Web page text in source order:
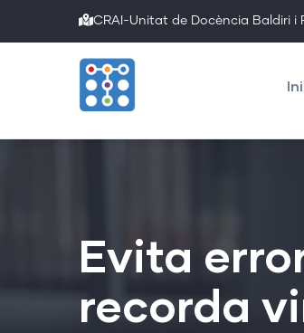
to
CRAI-Unitat de Docència Baldiri i
Evita
recorda